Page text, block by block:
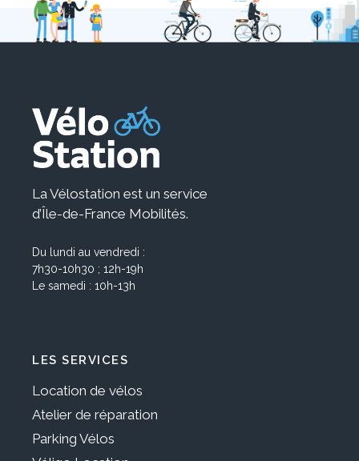
La Vélostation est un service
d’Île-de-France Mobilités.
Du lundi au vendredi :
7h30-10h30 ; 12h-19h
Le samedi : 10h-13h
LES SERVICES
Location de vélos
Atelier de réparation
Parking Vélos